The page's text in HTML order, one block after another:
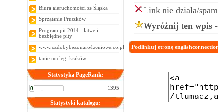
Biura nieruchomości ze Śląska
Sprzątanie Pruszków
Program pit 2014 - łatwe i
bezbłędne pity
www.ozdobybozonarodzeniowe.co.pl
tanie noclegi kraków
Statystyka PageRank:
1395
Statystyki katalogu:
Link nie działa/
Wyróżnij ten wpis
Podlinkuj stronę